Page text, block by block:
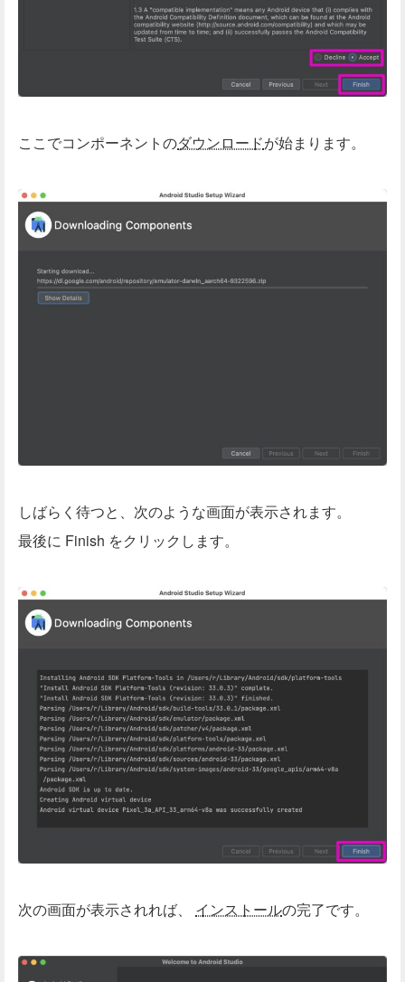
ここでコンポーネントのダウンロードが始まります。
しばらく待つと、次のような画面が表示されます。
最後に Finish をクリックします。
次の画面が表示されれば、 インストールの完了です。